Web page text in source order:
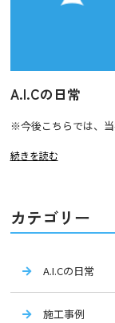
A.I.Cの日常
※今後こちらでは、当
続きを読む
カテゴリー
A.I.Cの日常
施工事例